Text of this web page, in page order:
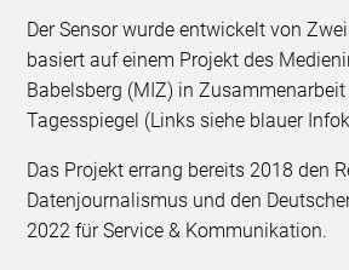
Der Sensor wurde entwickelt von
basiert auf einem Projekt des
Babelsberg (MIZ) in
Tagesspiegel (Links siehe blauer
Das Projekt errang bereits 2018 den
Datenjournalismus und den
2022 für Service & Kommunikation.